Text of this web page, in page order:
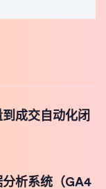
成交自动化闭
分析系统（GA4